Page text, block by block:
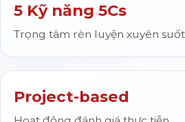
5 Kỹ năng 5Cs
Trọng tâm rèn luyện xuyên suốt
Project-based